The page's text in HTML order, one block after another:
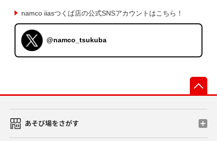
namco iiasつくば店の公式SNSアカウントはこちら！
@namco_tsukuba
あそび場をさがす